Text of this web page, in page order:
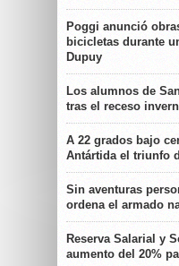
Poggi anunció
bicicletas durante
Dupuy
Los alumnos de
tras el receso
A 22 grados bajo
Antártida el triunfo
Sin aventuras
ordena el armado
Reserva Salarial y
aumento del 20%